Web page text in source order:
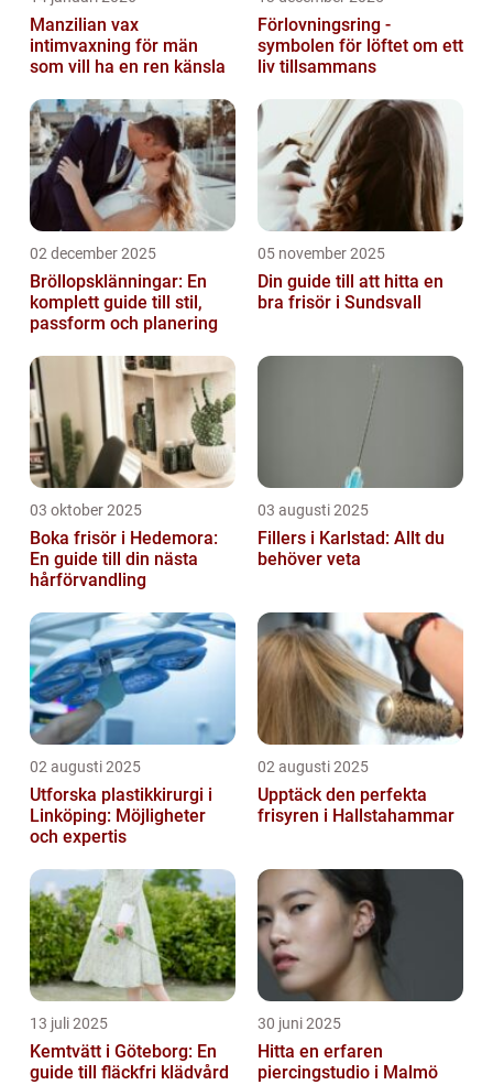
Manzilian vax
intimvaxning för män
som vill ha en ren känsla
Förlovningsring -
symbolen för löftet om ett
liv tillsammans
02 december 2025
Bröllopsklänningar: En
komplett guide till stil,
passform och planering
05 november 2025
Din guide till att hitta en
bra frisör i Sundsvall
03 oktober 2025
Boka frisör i Hedemora:
En guide till din nästa
hårförvandling
03 augusti 2025
Fillers i Karlstad: Allt du
behöver veta
02 augusti 2025
Utforska plastikkirurgi i
Linköping: Möjligheter
och expertis
02 augusti 2025
Upptäck den perfekta
frisyren i Hallstahammar
13 juli 2025
Kemtvätt i Göteborg: En
guide till fläckfri klädvård
30 juni 2025
Hitta en erfaren
piercingstudio i Malmö